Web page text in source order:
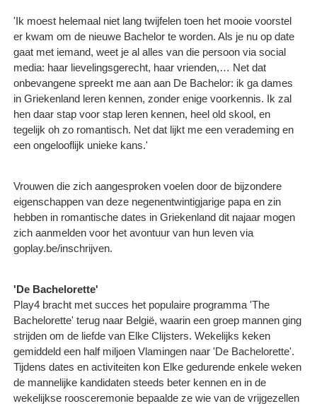
'Ik moest helemaal niet lang twijfelen toen het mooie voorstel
er kwam om de nieuwe Bachelor te worden. Als je nu op date
gaat met iemand, weet je al alles van die persoon via social
media: haar lievelingsgerecht, haar vrienden,… Net dat
onbevangene spreekt me aan aan De Bachelor: ik ga dames
in Griekenland leren kennen, zonder enige voorkennis. Ik zal
hen daar stap voor stap leren kennen, heel old skool, en
tegelijk oh zo romantisch. Net dat lijkt me een verademing en
een ongelooflijk unieke kans.'
Vrouwen die zich aangesproken voelen door de bijzondere
eigenschappen van deze negenentwintigjarige papa en zin
hebben in romantische dates in Griekenland dit najaar mogen
zich aanmelden voor het avontuur van hun leven via
goplay.be/inschrijven.
'De Bachelorette'
Play4 bracht met succes het populaire programma 'The
Bachelorette' terug naar België, waarin een groep mannen ging
strijden om de liefde van Elke Clijsters. Wekelijks keken
gemiddeld een half miljoen Vlamingen naar 'De Bachelorette'.
Tijdens dates en activiteiten kon Elke gedurende enkele weken
de mannelijke kandidaten steeds beter kennen en in de
wekelijkse roosceremonie bepaalde ze wie van de vrijgezellen